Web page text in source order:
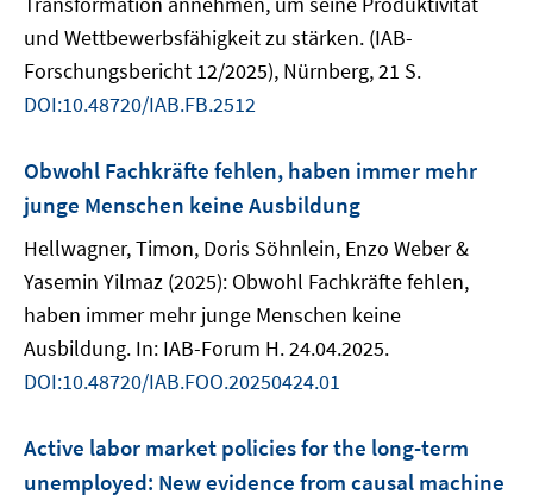
und Wettbewerbsfähigkeit zu stärken. (IAB-
Forschungsbericht 12/2025), Nürnberg, 21 S.
DOI:10.48720/IAB.FB.2512
Obwohl Fachkräfte fehlen, haben immer mehr
junge Menschen keine Ausbildung
Hellwagner, Timon, Doris Söhnlein, Enzo Weber &
Yasemin Yilmaz (2025): Obwohl Fachkräfte fehlen,
haben immer mehr junge Menschen keine
Ausbildung. In: IAB-Forum H. 24.04.2025.
DOI:10.48720/IAB.FOO.20250424.01
Active labor market policies for the long-term
unemployed: New evidence from causal machine